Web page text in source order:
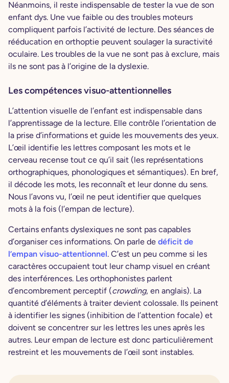
Néanmoins, il reste indispensable de tester la vue de son
enfant dys. Une vue faible ou des troubles moteurs
compliquent parfois l’activité de lecture. Des séances de
rééducation en orthoptie peuvent soulager la suractivité
oculaire. Les troubles de la vue ne sont pas à exclure, mais
ils ne sont pas à l’origine de la dyslexie.
Les compétences visuo-attentionnelles
L’attention visuelle de l’enfant est indispensable dans
l’apprentissage de la lecture. Elle contrôle l’orientation de
la prise d’informations et guide les mouvements des yeux.
L’œil identifie les lettres composant les mots et le
cerveau recense tout ce qu’il sait (les représentations
orthographiques, phonologiques et sémantiques). En bref,
il décode les mots, les reconnaît et leur donne du sens.
Nous l’avons vu, l’œil ne peut identifier que quelques
mots à la fois (l’empan de lecture).
Certains enfants dyslexiques ne sont pas capables
d’organiser ces informations. On parle de déficit de
l’empan visuo-attentionnel. C’est un peu comme si les
caractères occupaient tout leur champ visuel en créant
des interférences. Les orthophonistes parlent
d’encombrement perceptif (crowding, en anglais). La
quantité d’éléments à traiter devient colossale. Ils peinent
à identifier les signes (inhibition de l’attention focale) et
doivent se concentrer sur les lettres les unes après les
autres. Leur empan de lecture est donc particulièrement
restreint et les mouvements de l’œil sont instables.